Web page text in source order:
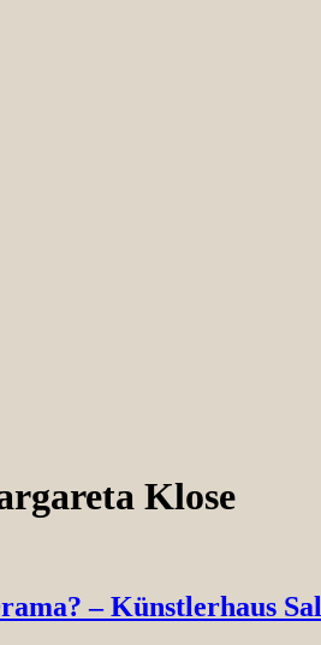
& Wissenschaft
Klose
– Künstlerhaus